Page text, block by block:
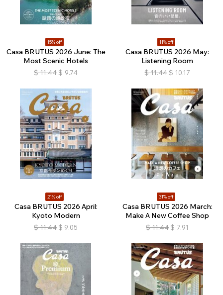
15% off
Casa BRUTUS 2026 June: The
Most Scenic Hotels
$ 11.44 $ 9.74
11% off
Casa BRUTUS 2026 May:
Listening Room
$ 11.44 $ 10.17
21% off
Casa BRUTUS 2026 April:
Kyoto Modern
$ 11.44 $ 9.05
31% off
Casa BRUTUS 2026 March:
Make A New Coffee Shop
$ 11.44 $ 7.91